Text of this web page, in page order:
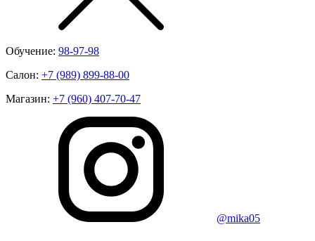
Обучение: 98-97-98
Салон: +7 (989) 899-88-00
Магазин: +7 (960) 407-70-47
@mika05